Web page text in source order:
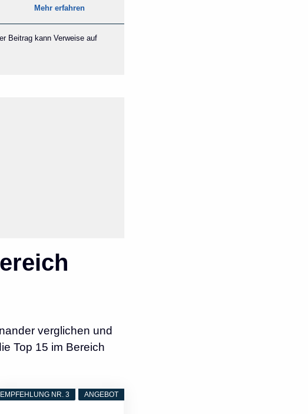
Mehr erfahren
Beitrag kann Verweise auf
verglichen und
Top 15 im Bereich
ANGEBOT
EMPFEHLUNG NR. 3